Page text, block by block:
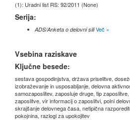
(1): Uradni list RS: 92/2011 (None)
Serija:
ADS/Anketa o delovni sili Več »
Vsebina raziskave
Ključne besede:
sestava gospodinjstva, država priselitve,
izobraževanje in usposabljanje, delovna
samozaposlitev, zaposluje druge, tip
zaposlitve, vir informacij o zaposlitvi, polni
skrajšanje delovnega časa, netipična
pokojnina, razlogi za upokojitev